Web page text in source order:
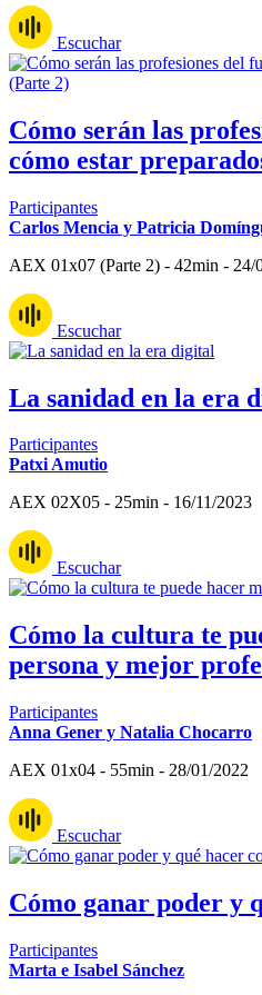
Escuchar
Cómo serán las
cómo estar
Participantes
Carlos Mencia y Patricia
AEX 01x07 (Parte 2) - 42min - 24/
Escuchar
La sanidad en la era
Participantes
Patxi Amutio
AEX 02X05 - 25min - 16/11/2023
Escuchar
Cómo la cultura te
persona y mejor
Participantes
Anna Gener y Natalia Chocarro
AEX 01x04 - 55min - 28/01/2022
Escuchar
Cómo ganar poder y
Participantes
Marta e Isabel Sánchez